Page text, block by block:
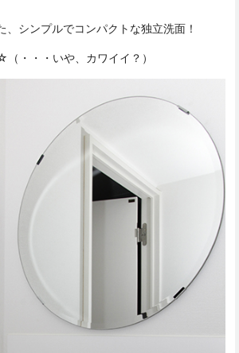
、シンプルでコンパクトな独立洗面！
・・・いや、カワイイ？）